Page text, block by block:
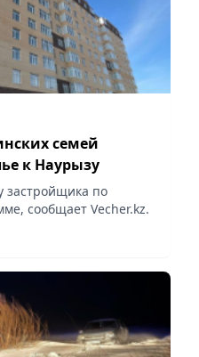
семей
к Наурызу
застройщика по
сообщает Vecher.kz.